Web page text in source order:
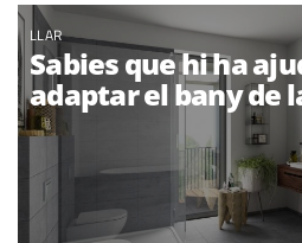
LLAR
Sabies que hi ha
adaptar el bany de